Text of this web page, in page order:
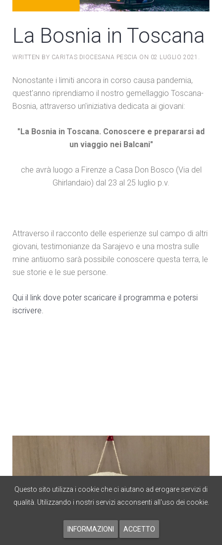
Questo sito utilizza i cookie che ci aiutano ad erogare servizi di
qualità. Utilizzando i nostri servizi acconsenti all'uso dei cookie.
INFORMAZIONI ACCETTO
La Bosnia in Toscana
WRITTEN BY CARITAS DIOCESANA PESCIA ON 02 LUGLIO 2021 .
Nonostante i limiti ancora in corso causa pandemia,
quest'anno riprendiamo il nostro gemellaggio Toscana-
Bosnia, attraverso un'iniziativa dedicata ai giovani:
"La Bosnia in Toscana. Conoscere e prepararsi ad
un viaggio nei Balcani"
che avrà luogo a Firenze a Casa Don Bosco (Via del
Ghirlandaio) dal 23 al 25 luglio p.v.
Attraverso il racconto delle esperienze sul campo di altri
giovani, testimonianze da Sarajevo e una mostra sulle
mine antiuomo sarà possibile conoscere questa terra, le
sue storie e le sue persone.
Qui il link dove poter scaricare il programma e potersi
iscrivere.